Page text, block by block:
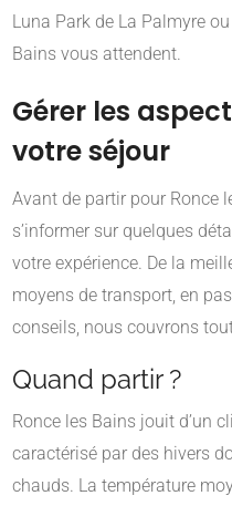
Luna Park de La Palmyre
Bains vous attendent.
Gérer les
votre séjour
Avant de partir pour Ronce
s’informer sur quelques
votre expérience. De la
moyens de transport, en
conseils, nous couvrons
Quand partir ?
Ronce les Bains jouit d’un
caractérisé par des hivers
chauds. La température